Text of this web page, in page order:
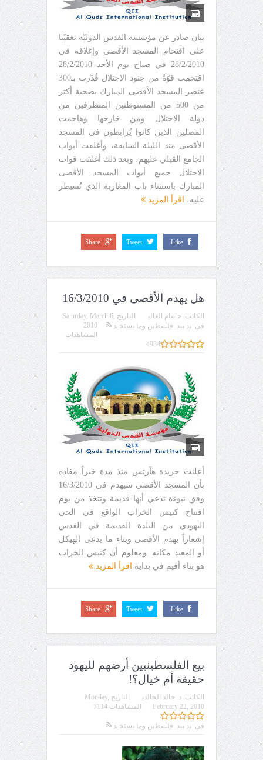
بيان صادر عن مؤسسة القدس الدوليّة تعقيًبا
على اقتحام المسجد الأقصى وإغلاقه في
28/2/2010 في صباح يوم الأحد 28/2/2010
اقتحمت قوّةٌ من جنود الاحتلال قُدّرت بـ300
عنصر المسجد الأقصى المبارك بصحبة أكثر
من 500 من المستوطنين المتطرفين من
دولة الاحتلال ومن خارجها وهاجمت
المصلين الذين كانوا يُرابطون في المسجد
الأقصى منذ الليلة السابقة، وأغلقت أبواب
الجامع القبلي عليهم، وبعد ذلك أغلقت قوات
الاحتلال جميع أبواب المسجد الأقصى
المبارك باستثناء باب المغاربة الذي تُسيطر
عليه،
اقرأ المزيد
Like
Tweet
Share
هل يهدم الأقصى في 16/3/2010
الكاتب: حسام الغالي التاريخ Saturday, March 6,
2010
في: يد بيد..فلسطين وما يستَجَـد
المشاهدات
4934
أعلنت جريدة هآرتس منذ مدة خبراً مفاده
بأن المسجد الأقصى سيهدم في 16/3/2010
وفق نبوءة تدعي أنها قديمة وتتخذ من يوم
افتتاح كنيس الخراب الواقع في الحي
اليهودي من البلدة القديمة في القدس
إشعاراً بهدم الأقصى وبناء ما يدعى الهيكل
أو المعبد مكانه. ومعلوم أن كنيس الخراب
هو بناء أقيم في بداية
اقرأ المزيد
Like
Tweet
Share
بيع الفلسطينيين أرضهم لليهود
حقيقة أم خيال؟!
الكاتب: د. خالد الخالدي التاريخ Monday,
February 22, 2010
في: يد بيد..فلسطين وما يستَجَـد
المشاهدات 7114